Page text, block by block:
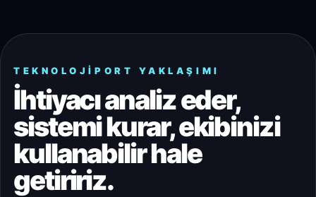
TEKNOLOJIPORT YAKLAŞIMI
İhtiyacı analiz eder,
sistemi kurar, ekibinizi
kullanabilir hale
getiririz.